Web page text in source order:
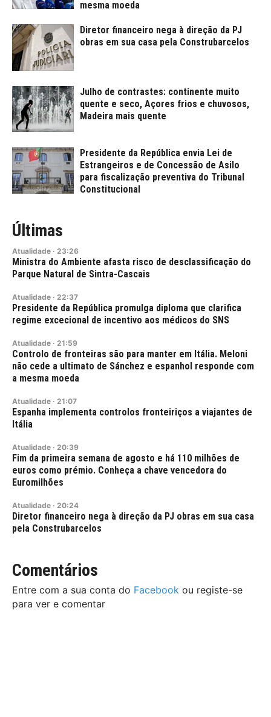
mesma moeda
Diretor financeiro nega à direção da PJ
obras em sua casa pela Construbarcelos
Julho de contrastes: continente muito
quente e seco, Açores frios e chuvosos,
Madeira mais quente
Presidente da República envia Lei de
Estrangeiros e de Concessão de Asilo
para fiscalização preventiva do Tribunal
Constitucional
Últimas
Atualidade · 23:26
Ministra do Ambiente afasta risco de desclassificação do
Parque Natural de Sintra-Cascais
Atualidade · 22:37
Presidente da República promulga diploma que clarifica
regime excecional de incentivo aos médicos do SNS
Atualidade · 21:59
Controlo de fronteiras são para manter em Itália. Meloni
não cede a ultimato de Sánchez e espanhol responde com
a mesma moeda
Atualidade · 21:07
Espanha implementa controlos fronteiriços a viajantes de
Itália
Atualidade · 20:39
Fim da primeira semana de agosto e há 110 milhões de
euros como prémio. Conheça a chave vencedora do
Euromilhões
Atualidade · 20:24
Diretor financeiro nega à direção da PJ obras em sua casa
pela Construbarcelos
Comentários
Entre com a sua conta do Facebook ou registe-se
para ver e comentar